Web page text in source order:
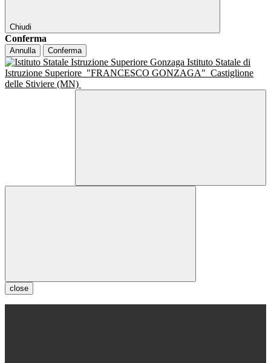
Chiudi
Conferma
Annulla Conferma
Istituto Statale di
Istruzione Superiore "FRANCESCO GONZAGA" Castiglione
delle Stiviere (MN)
close